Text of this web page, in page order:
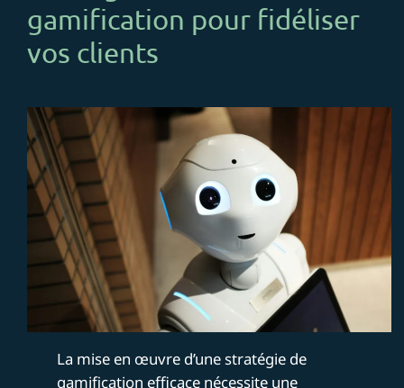
gamification pour fidéliser
vos clients
La mise en œuvre d’une stratégie de
gamification efficace nécessite une